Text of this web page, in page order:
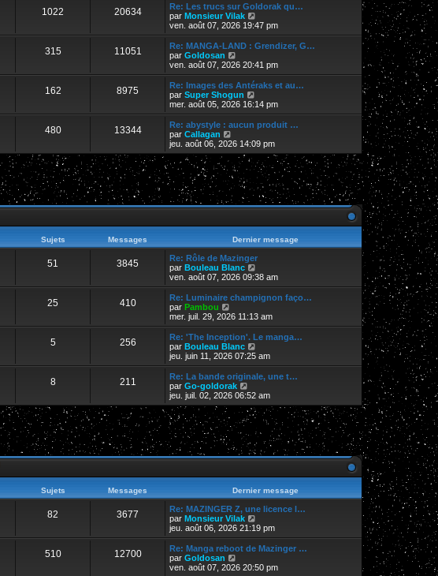
r
e
e
r
n
i
r
e
s
s
g
e
1022 20634
Re: Les trucs sur Goldorak qu…
par Monsieur Vilak
o
i
r
e
r
n
i
r
e
s
a
g
e
ven. août 07, 2026 19:47 pm
315 11051
Re: MANGA-LAND : Grendizer, G…
par Goldosan
o
i
r
l
e
r
n
i
e
r
m
e
s
g
ven. août 07, 2026 20:41 pm
162 8975
Re: Images des Antéraks et au…
par Super Shogun
o
i
r
l
e
e
r
n
i
e
r
e
s
a
g
e
mer. août 05, 2026 16:14 pm
480 13344
Re: abystyle : aucun produit …
par Callagan
o
i
l
e
e
r
i
e
r
m
e
s
s
a
g
e
jeu. août 06, 2026 14:09 pm
Sujets Messages Dernier message
51 3845
Re: Rôle de Mazinger
par Bouleau Blanc
o
i
r
e
r
r
e
s
g
e
ven. août 07, 2026 09:38 am
25 410
Re: Luminaire champignon faço…
par Pambou
o
i
r
l
e
r
n
i
m
s
s
g
e
mer. juil. 29, 2026 11:13 am
5 256
Re: 'The Inception'. Le manga…
par Bouleau Blanc
o
i
r
e
e
n
i
e
r
e
s
s
a
e
jeu. juin 11, 2026 07:25 am
8 211
Re: La bande originale, une t…
par Go-goldorak
o
i
r
l
d
e
r
i
e
r
m
e
s
s
a
e
jeu. juil. 02, 2026 06:52 am
Sujets Messages Dernier message
82 3677
Re: MAZINGER Z, une licence l…
par Monsieur Vilak
o
i
r
e
jeu. août 06, 2026 21:19 pm
510 12700
Re: Manga reboot de Mazinger …
par Goldosan
o
ven. août 07, 2026 20:50 pm